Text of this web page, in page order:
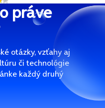
práve
otázky, vzťahy aj
či technológie
každý druhý